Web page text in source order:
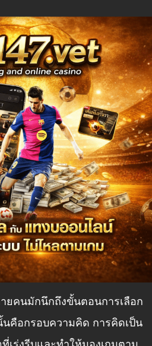
ยคนมักนึกถึงขั้นตอนการเลือก
คือกรอบความคิด การคิดเป็น